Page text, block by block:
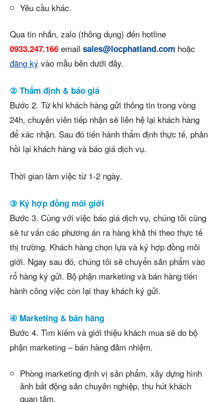
Yêu cầu khác.
Qua tin nhắn, zalo (thông dụng) đến hotline
0933.247.166 email sales@locphatland.com hoặc
đăng ký vào mẫu bên dưới đây.
② Thẩm định & báo giá
Bước 2. Từ khi khách hàng gửi thông tin trong vòng
24h, chuyên viên tiếp nhận sẽ liên hệ lại khách hàng
để xác nhận. Sau đó tiến hành thẩm định thực tế, phản
hồi lại khách hàng và báo giá dịch vụ.
Thời gian làm việc từ 1-2 ngày.
③ Ký hợp đồng môi giới
Bước 3. Cùng với việc báo giá dịch vụ, chúng tôi cũng
sẽ tư vấn các phương án ra hàng khả thi theo thực tế
thị trường. Khách hàng chọn lựa và ký hợp đồng môi
giới. Ngay sau đó, chúng tôi sẽ chuyển sản phẩm vào
rổ hàng ký gửi. Bộ phận marketing và bán hàng tiến
hành công việc còn lại thay khách ký gửi.
④ Marketing & bán hàng
Bước 4. Tìm kiếm và giới thiệu khách mua sẽ do bộ
phận marketing – bán hàng đảm nhiệm.
Phòng marketing định vị sản phẩm, xây dựng hình
ảnh bất động sản chuyên nghiệp, thu hút khách
quan tâm.